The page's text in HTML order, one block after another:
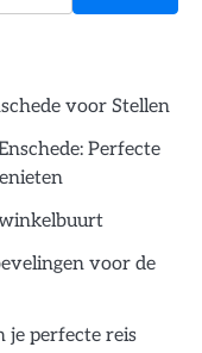
voor Stellen
Perfecte
winkelbuurt
voor de
je perfecte reis